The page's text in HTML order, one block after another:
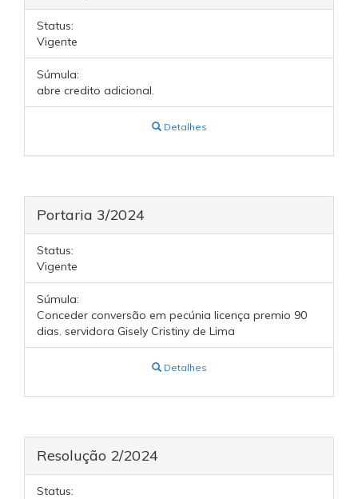
Status:
Vigente
Súmula:
abre credito adicional.
Detalhes
Portaria 3/2024
Status:
Vigente
Súmula:
Conceder conversão em pecúnia licença premio 90
dias. servidora Gisely Cristiny de Lima
Detalhes
Resolução 2/2024
Status: